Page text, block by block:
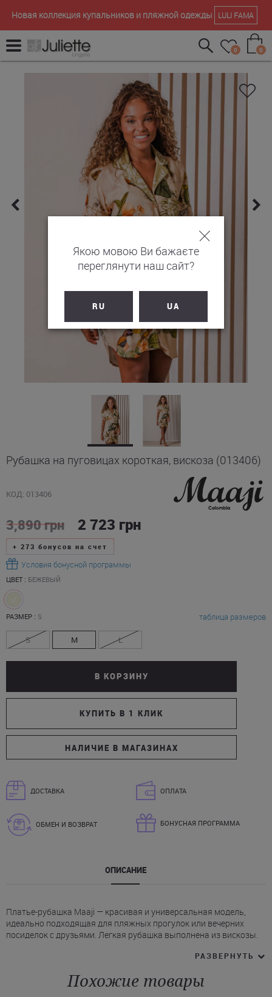
Новая коллекция купальников и пляжной одежды LULI FAMA
0 0
Рубашка на пуговицах короткая, вискоза (013406)
КОД: 013406
3,890грн 2 723 грн
+ 273 бонусов на счет
Условия бонусной программы
ЦВЕТ : БЕЖЕВЫЙ
РАЗМЕР : S таблица размеров
S M L
В КОРЗИНУ
КУПИТЬ В 1 КЛИК
НАЛИЧИЕ В МАГАЗИНАХ
ДОСТАВКА ОПЛАТА
ОБМЕН И ВОЗВРАТ БОНУСНАЯ ПРОГРАММА
ОПИСАНИЕ
Платье-рубашка Maaji — красивая и универсальная модель,
идеально подходящая для пляжных прогулок или вечерних
посиделок с друзьями. Легкая рубашка выполнена из вискозы.
модель выше колен. Особенности рубашки Маджи:
* Отложной воротник.
РАЗВЕРНУТЬ
Похожие товары
Якою мовою Ви бажаєте
переглянути наш сайт?
RU UA